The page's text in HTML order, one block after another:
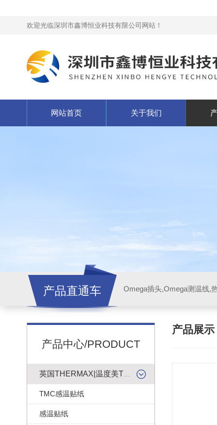
欢迎光临深圳市鑫博恒业科技有限公司网站！
网站首页 关于我们
产品直通车
产品中心/PRODUCT
TMC感温贴纸
感温贴纸
产品展示